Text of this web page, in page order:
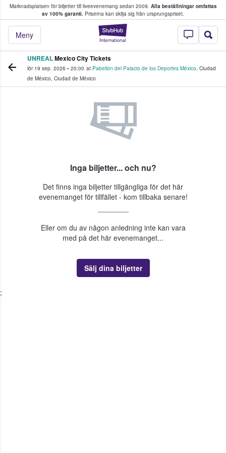
Marknadsplatsen för biljetter till liveevenemang sedan 2009. Alla beställningar omfattas
av 100% garanti. Priserna kan skilja sig från ursprungspriset.
StubHub – där
Meny
köper och säljer biljetter.
UNREALMexico City Tickets
lör 19 sep. 2026 • 20:00 at Pabellón del Palacio de los Deportes México, Ciudad
de México, Ciudad de México
Inga biljetter... och nu?
Det finns inga biljetter tillgängliga för det här
evenemanget för tillfället - kom tillbaka senare!
Eller om du av någon anledning inte kan vara
med på det här evenemanget...
Sälj dina biljetter
;